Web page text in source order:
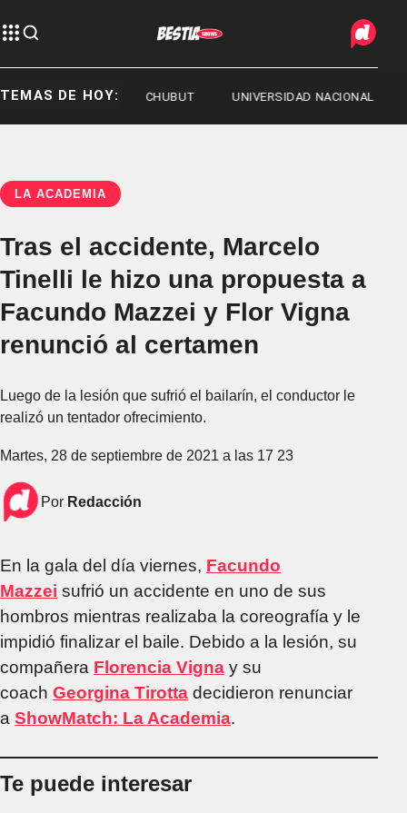
TEMAS DE HOY:
POPFEST 2026 CHUBUT UNIVERSIDAD NACIONAL DE LA
LA ACADEMIA
Tras el accidente, Marcelo
Tinelli le hizo una propuesta a
Facundo Mazzei y Flor Vigna
renunció al certamen
Luego de la lesión que sufrió el bailarín, el conductor le
realizó un tentador ofrecimiento.
Martes, 28 de septiembre de 2021 a las 17 23
Por Redacción
En la gala del día viernes, Facundo
Mazzei sufrió un accidente en uno de sus
hombros mientras realizaba la coreografía y le
impidió finalizar el baile. Debido a la lesión, su
compañera Florencia Vigna y su
coach Georgina Tirotta decidieron renunciar
a ShowMatch: La Academia.
Te puede interesar